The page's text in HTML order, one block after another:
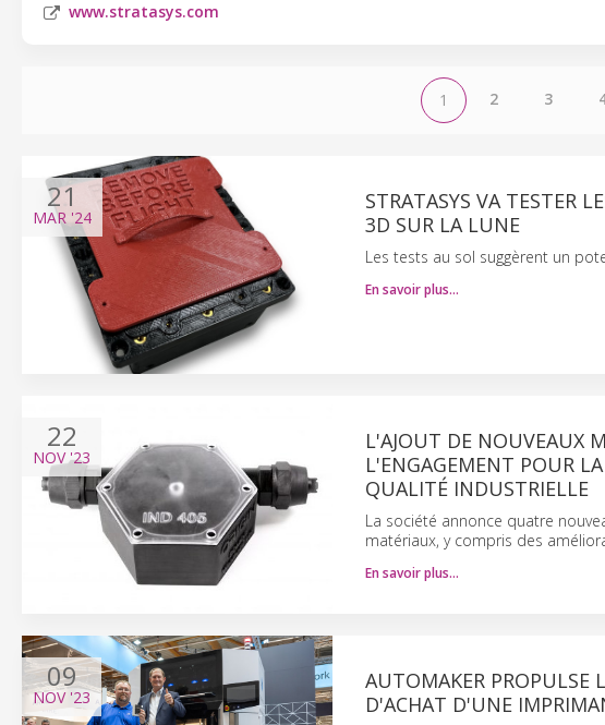
www.stratasys.com
1 2 3
21
MAR '24
STRATASYS VA TESTER
3D SUR LA LUNE
Les tests au sol suggèrent un
En savoir plus…
22
NOV'23
L'AJOUT DE NOUVEAUX
L'ENGAGEMENT POUR
QUALITÉ INDUSTRIELLE
La société annonce quatre
matériaux, y compris des
En savoir plus…
09
NOV'23
AUTOMAKER PROPULSE
D'ACHAT D'UNE